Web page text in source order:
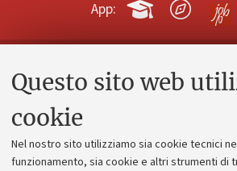
Questo sito web
cookie
Nel nostro sito utilizziamo sia cookie tecnici
funzionamento, sia cookie e altri strumenti di
App:
Contatti e PEC
Alumni community